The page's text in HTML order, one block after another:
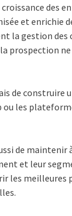
des
et enrichie
la gestion des
prospection
de construire
ou les
de maintenir
et leur
les meilleures